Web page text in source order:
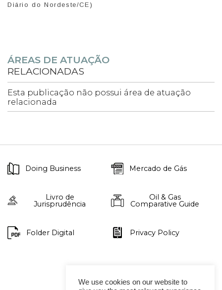
Diário do Nordeste/CE)
ÁREAS DE ATUAÇÃO
RELACIONADAS
Esta publicação não possui área de atuação
relacionada
Doing Business Mercado de Gás
Livro de
Jurisprudência
Oil & Gas
Comparative Guide
Folder Digital Privacy Policy
We use cookies on our website to